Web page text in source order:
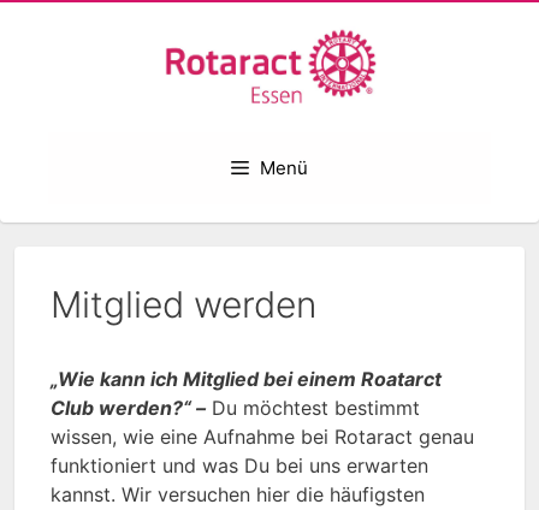
Menü
Mitglied werden
„Wie kann ich Mitglied bei einem Roatarct
Club werden?“ – Du möchtest bestimmt
wissen, wie eine Aufnahme bei Rotaract genau
funktioniert und was Du bei uns erwarten
kannst. Wir versuchen hier die häufigsten